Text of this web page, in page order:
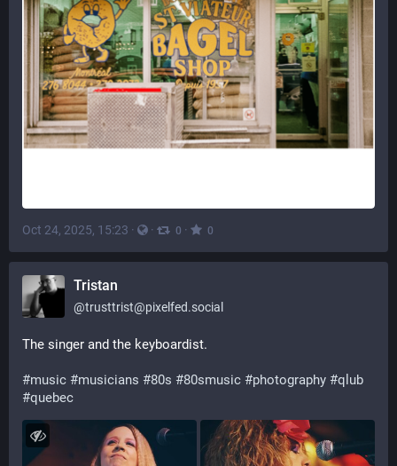
Oct 24, 2025, 15:23 · · 0 · 0
Tristan
@trusttrist@pixelfed.social
The singer and the keyboardist.
#music #musicians #80s #80smusic #photography #qlub
#quebec